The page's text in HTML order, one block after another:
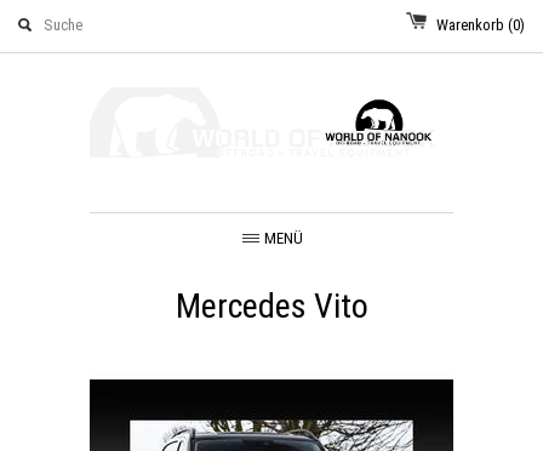
Warenkorb (0)
MENÜ
Mercedes Vito